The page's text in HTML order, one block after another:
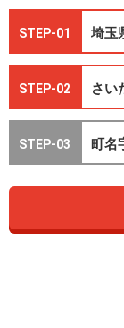
STEP-01
STEP-02
STEP-03